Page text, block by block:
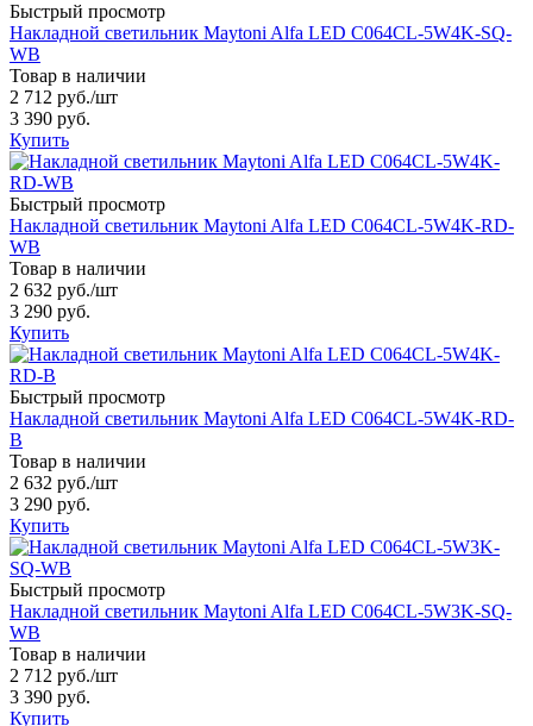
Быстрый просмотр
Накладной светильник Maytoni Alfa LED C064CL-5W4K-SQ-
WB
Товар в наличии
2 712 руб./шт
3 390 руб.
Купить
Быстрый просмотр
Накладной светильник Maytoni Alfa LED C064CL-5W4K-RD-
WB
Товар в наличии
2 632 руб./шт
3 290 руб.
Купить
Быстрый просмотр
Накладной светильник Maytoni Alfa LED C064CL-5W4K-RD-
B
Товар в наличии
2 632 руб./шт
3 290 руб.
Купить
Быстрый просмотр
Накладной светильник Maytoni Alfa LED C064CL-5W3K-SQ-
WB
Товар в наличии
2 712 руб./шт
3 390 руб.
Купить